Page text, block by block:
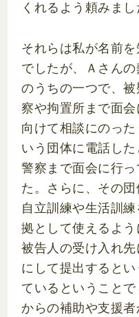
くれるよう頼みまし
それらは私が名前
でしたが、Ａさん
のうちの一つで、
察や拘置所まで面
向けて相談にのっ
いう団体に電話し
警察まで面会に行
た。さらに、その
自立訓練や生活訓
拠として使えるよ
被告人の受け入れ
にして提出すると
ているということ
からの補助や支援